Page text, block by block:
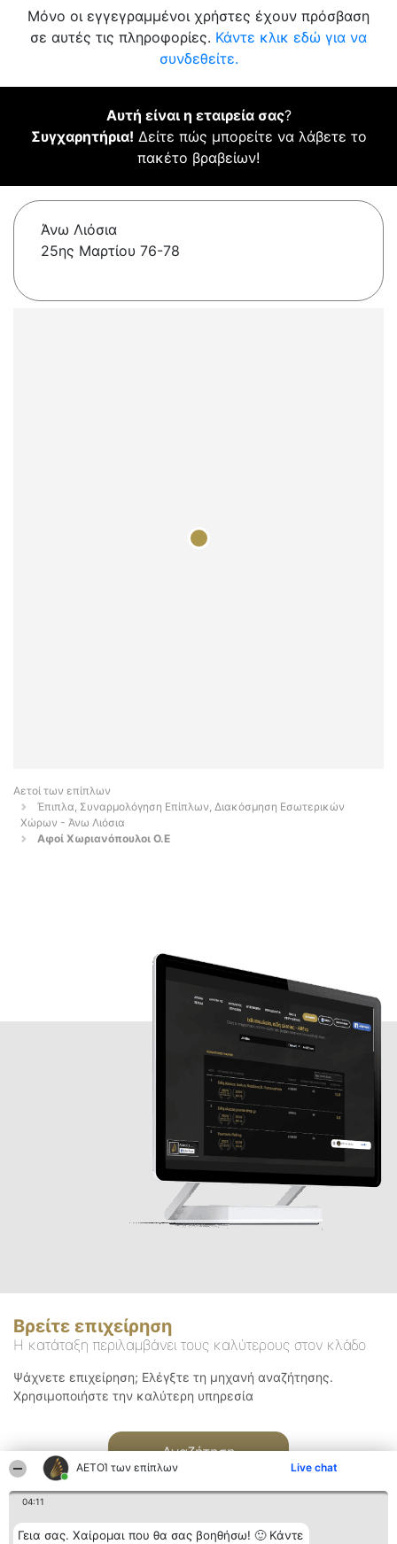
ΑΕΤΟΊ των επίπλων Live chat
04:11
Γεια σας. Χαίρομαι που θα σας βοηθήσω! 🙂 Κάντε
Μόνο οι εγγεγραμμένοι χρήστες έχουν πρόσβαση
σε αυτές τις πληροφορίες. Κάντε κλικ εδώ για να
συνδεθείτε.
Αυτή είναι η εταιρεία σας?
Συγχαρητήρια! Δείτε πώς μπορείτε να λάβετε το
πακέτο βραβείων!
Άνω Λιόσια
25ης Μαρτίου 76-78
Αετοί των επίπλων
Έπιπλα, Συναρμολόγηση Επίπλων, Διακόσμηση Εσωτερικών
Χώρων - Άνω Λιόσια
Αφοί Χωριανόπουλοι Ο.Ε
Βρείτε επιχείρηση
Η κατάταξη περιλαμβάνει τους καλύτερους στον κλάδο
Ψάχνετε επιχείρηση; Ελέγξτε τη μηχανή αναζήτησης.
Χρησιμοποιήστε την καλύτερη υπηρεσία
Αναζήτηση